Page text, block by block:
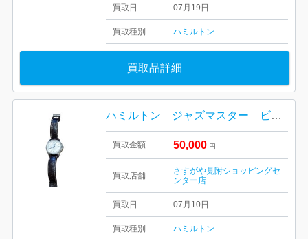
買取日 07月19日
買取種別 ハミルトン
買取品詳細
ハミルトン ジャズマスター ビューマチック
買取金額 50,000 円
買取店舗
さすがや見附ショッピングセ
ンター店
買取日 07月10日
買取種別 ハミルトン